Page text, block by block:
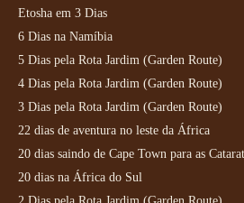
Etosha em 3 Dias
6 Dias na Namíbia
5 Dias pela Rota Jardim (Garden Route)
4 Dias pela Rota Jardim (Garden Route)
3 Dias pela Rota Jardim (Garden Route)
22 dias de aventura no leste da África
20 dias saindo de Cape Town para as
20 dias na África do Sul